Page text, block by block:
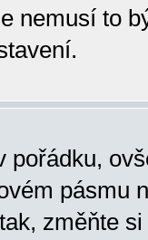
nemusí to
pořádku,
pásmu
změňte